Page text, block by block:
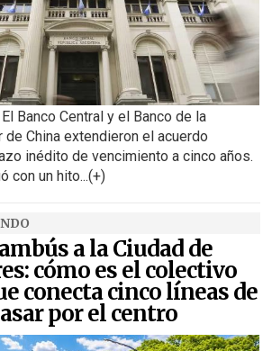
El Banco Central y el Banco de la
de China extendieron el acuerdo
inédito de vencimiento a cinco años.
con un hito...(+)
a la Ciudad de
cómo es el colectivo
conecta cinco líneas de
por el centro